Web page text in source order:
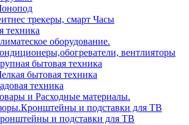
трекеры, смарт Часы
техника
оборудование.
вентлияторы
бытовая техника
бытовая техника
техника
и Расходные материалы.
и подставки для ТВ
и подставки для ТВ